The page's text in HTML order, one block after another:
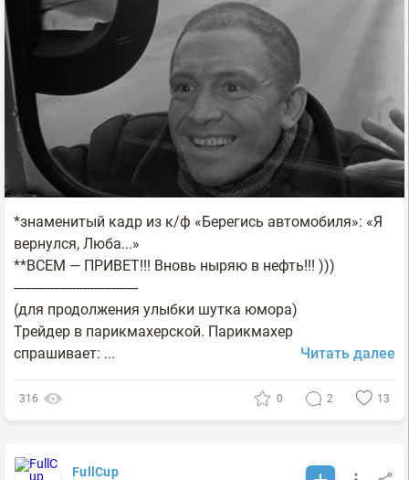
*знаменитый кадр из к/ф «Берегись автомобиля»: «Я
вернулся, Люба...»
**ВСЕМ — ПРИВЕТ!!! Вновь ныряю в нефть!!! )))
----------------------------------
(для продолжения улыбки шутка юмора)
Трейдер в парикмахерской. Парикмахер
спрашивает: ...
Читать далее
316 0 2 13
FullCup